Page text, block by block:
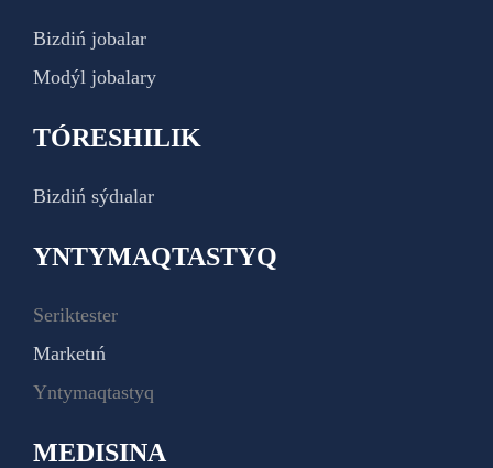
Bizdiń jobalar
Modýl jobalary
TÓRESHILIK
Bizdiń sýdıalar
YNTYMAQTASTYQ
Seriktester
Marketıń
Yntymaqtastyq
MEDISINA